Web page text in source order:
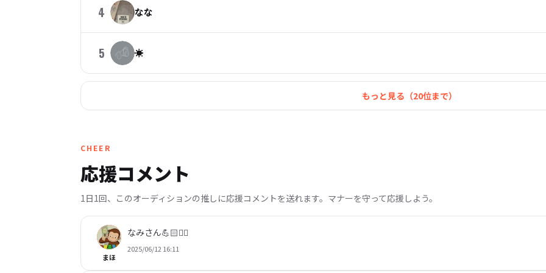
4 なな
5 ☀️
もっと見る（20位まで）
CHEER
応援コメント
1日1回、このオーディションの推しに応援コメントを送れます。マナーを守って応援しよう。
まほ
なみさん💪🏻❤️‍🔥
2025/06/12 16:11